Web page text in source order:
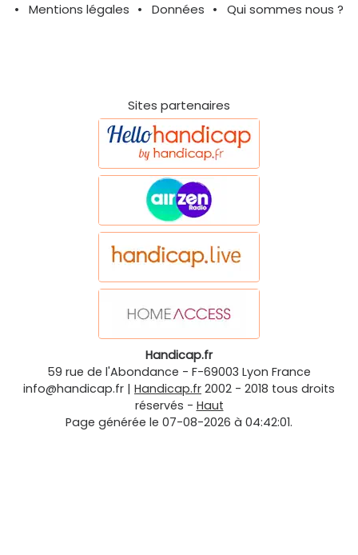
Mentions légales
Données Qui sommes nous ?
Sites partenaires
Handicap.fr
59 rue de l'Abondance - F-69003 Lyon France
info@handicap.fr | Handicap.fr 2002 - 2018 tous droits
réservés - Haut
Page générée le 07-08-2026 à 04:42:01.